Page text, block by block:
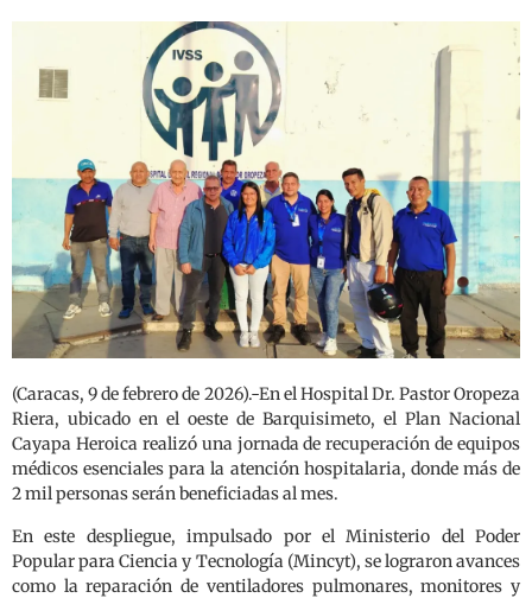
(Caracas, 9 de febrero de 2026).-En el Hospital Dr. Pastor Oropeza
Riera, ubicado en el oeste de Barquisimeto, el Plan Nacional
Cayapa Heroica realizó una jornada de recuperación de equipos
médicos esenciales para la atención hospitalaria, donde más de
2 mil personas serán beneficiadas al mes.
En este despliegue, impulsado por el Ministerio del Poder
Popular para Ciencia y Tecnología (Mincyt), se lograron avances
como la reparación de ventiladores pulmonares, monitores y